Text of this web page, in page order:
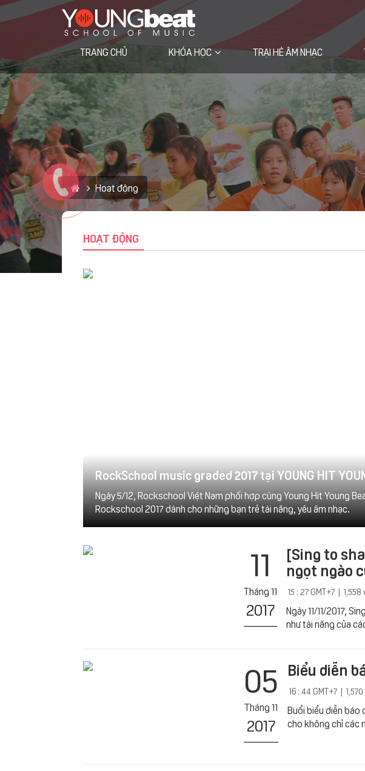
TRANG CHỦ KHÓA HỌC TRẠI HÈ ÂM NHẠC
Hoạt động
HOẠT ĐỘNG
RockSchool music graded 2017 tại YOUNG HIT
Ngày 5/12, Rockschool Việt Nam phối hợp cùng Young Hit Young
Rockschool 2017 dành cho những bạn trẻ tài năng, yêu âm nhạc.
11
Tháng 11
2017
[Sing to
ngọt ngào
15 : 27 GMT+7 |
Ngày 11/11/2017,
như tài năng của các
05
Tháng 11
2017
Biểu diễn
16 : 44 GMT+7 |
Buổi biểu diễn báo
cho không chỉ các